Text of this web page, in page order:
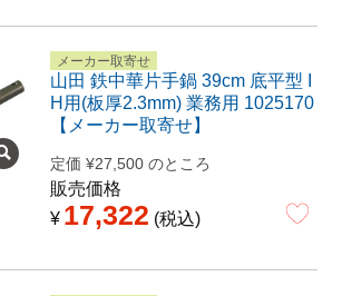
メーカー取寄せ
山田 鉄中華片手鍋 39cm 底平型 I
H用(板厚2.3mm) 業務用 1025170
【メーカー取寄せ】
定価 ¥27,500 のところ
販売価格
¥ 17,322 税込